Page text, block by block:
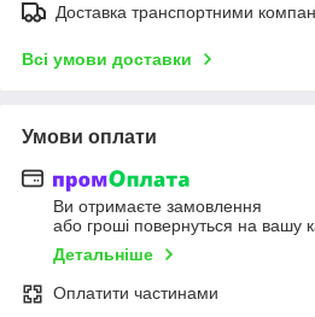
Доставка транспортними
Всі умови доставки
Умови оплати
Ви отримаєте замовлення
або гроші повернуться на вашу
Детальніше
Оплатити частинами